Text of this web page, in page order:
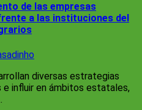
de las empresas
a las instituciones del
diversas estrategias
influir en ámbitos estatales,